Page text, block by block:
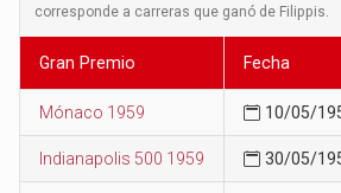
corresponde a carreras que ganó de Filippis.
Gran Premio Fecha
Mónaco 1959 10/05/
Indianapolis 500 1959 30/05/